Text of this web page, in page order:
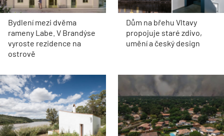
Bydlení mezi dvěma
rameny Labe. V Brandýse
vyroste rezidence na
ostrově
Dům na břehu Vltavy
propojuje staré zdivo,
umění a český design